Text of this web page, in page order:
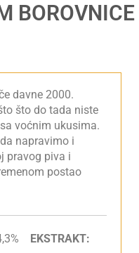
BOROVNICE
davne 2000.
što do tada niste
voćnim ukusima.
napravimo i
pravog piva i
postao
EKSTRAKT: